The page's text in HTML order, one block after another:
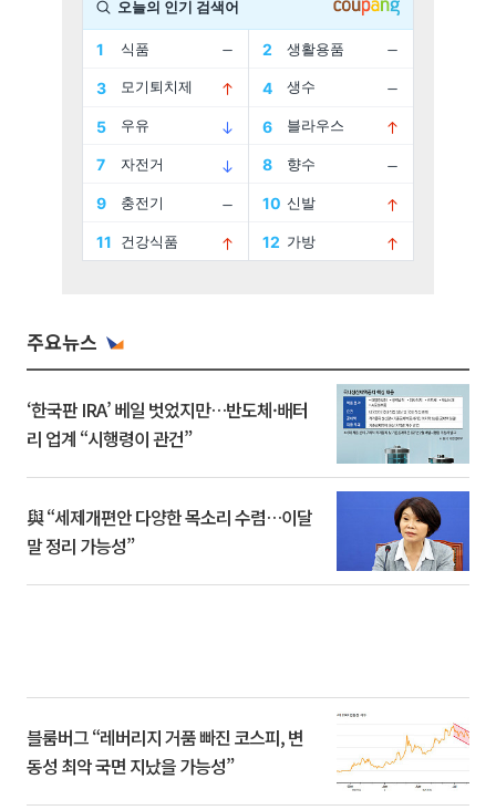
주요뉴스
‘한국판 IRA’ 베일 벗었지만…반도체·배터
리 업계 “시행령이 관건”
與 “세제개편안 다양한 목소리 수렴…이달
말 정리 가능성”
블룸버그 “레버리지 거품 빠진 코스피, 변
동성 최악 국면 지났을 가능성”